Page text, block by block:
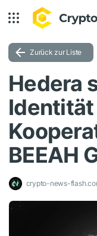
Zurück zur Liste
Hedera
Identität
BEEAH
crypto-news-